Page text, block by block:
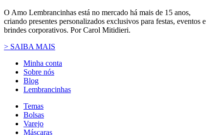
O Amo Lembrancinhas está no mercado há mais de 15 anos,
criando presentes personalizados exclusivos para festas, eventos e
brindes corporativos. Por Carol Mitidieri.
> SAIBA MAIS
Minha conta
Sobre nós
Blog
Lembrancinhas
Temas
Bolsas
Varejo
Máscaras